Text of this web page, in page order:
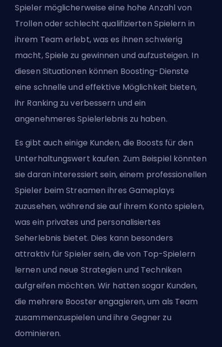
Spieler möglicherweise eine hohe Anzahl von
Trollen oder schlecht qualifizierten Spielern in
ihrem Team erlebt, was es ihnen schwierig
macht, Spiele zu gewinnen und aufzusteigen. In
diesen Situationen können Boosting-Dienste
eine schnelle und effektive Möglichkeit bieten,
ihr Ranking zu verbessern und ein
angenehmeres Spielerlebnis zu haben.
Es gibt auch einige Kunden, die Boosts für den
Unterhaltungswert kaufen. Zum Beispiel könnten
sie daran interessiert sein, einem professionellen
Spieler beim Streamen ihres Gameplays
zuzusehen, während sie auf ihrem Konto spielen,
was ein privates und personalisiertes
Seherlebnis bietet. Dies kann besonders
attraktiv für Spieler sein, die von Top-Spielern
lernen und neue Strategien und Techniken
aufgreifen möchten. Wir hatten sogar Kunden,
die mehrere Booster engagieren, um als Team
zusammenzuspielen und ihre Gegner zu
dominieren.